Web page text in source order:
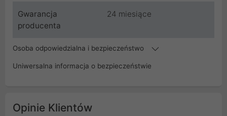
Gwarancja
producenta
24 miesiące
Osoba odpowiedzialna i bezpieczeństwo
Uniwersalna informacja o bezpieczeństwie
Opinie Klientów